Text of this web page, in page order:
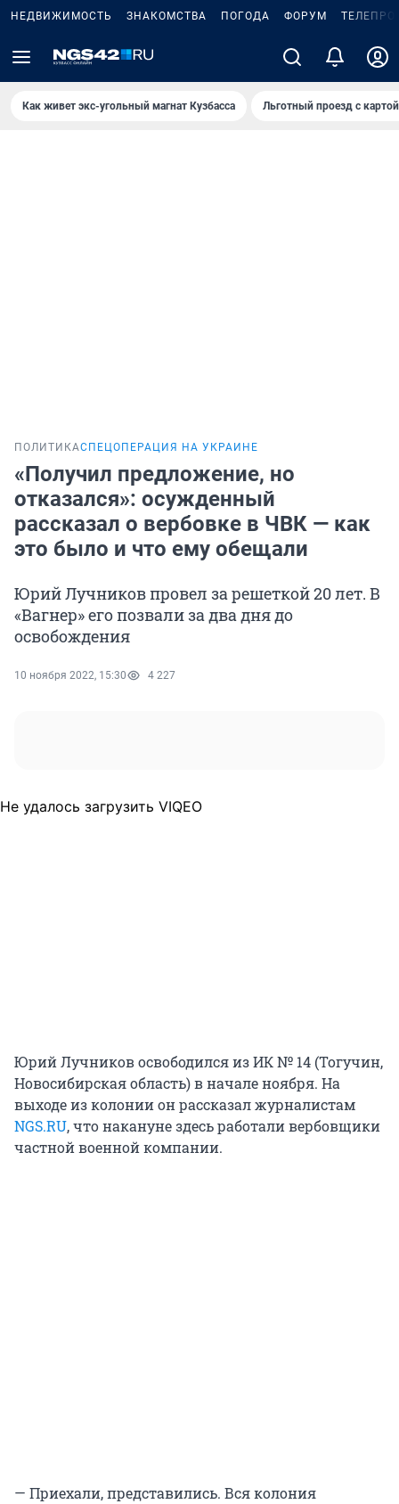
НЕДВИЖИМОСТЬ ЗНАКОМСТВА ПОГОДА ФОРУМ
Как живет экс-угольный магнат Кузбасса Льготный проезд с
ПОЛИТИКАСПЕЦОПЕРАЦИЯ НА УКРАИНЕ
«Получил предложение, но
отказался»: осужденный
рассказал о вербовке в ЧВК — как
это было и что ему обещали
Юрий Лучников провел за решеткой 20 лет. В
«Вагнер» его позвали за два дня до
освобождения
10 ноября 2022, 15:30 4 227
Не удалось загрузить VIQEO
Юрий Лучников освободился из ИК № 14 (Тогучин,
Новосибирская область) в начале ноября. На
выходе из колонии он рассказал журналистам
NGS.RU, что накануне здесь работали вербовщики
частной военной компании.
— Приехали, представились. Вся колония